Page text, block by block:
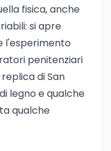
fisica, anche
si apre
l'esperimento
penitenziari
di San
legno e qualche
qualche